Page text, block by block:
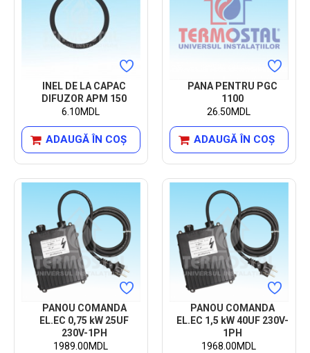
INEL DE LA CAPAC
DIFUZOR APM 150
6.10MDL
ADAUGĂ ÎN COŞ
PANA PENTRU PGC
1100
26.50MDL
ADAUGĂ ÎN COŞ
PANOU COMANDA
EL.EC 0,75 kW 25UF
230V-1PH
1989.00MDL
PANOU COMANDA
EL.EC 1,5 kW 40UF 230V-
1PH
1968.00MDL